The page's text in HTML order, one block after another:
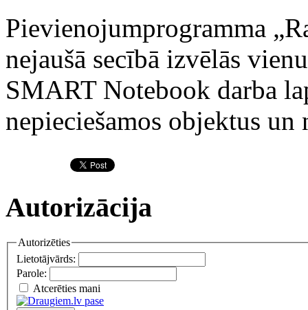
Pievienojumprogramma
nejaušā secībā izvēlās
SMART Notebook darba
nepieciešamos objektus un
Autorizācija
Autorizēties
Lietotājvārds:
Parole:
Atcerēties mani